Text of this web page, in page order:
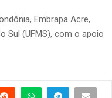
Embrapa Acre,
Sul (UFMS), com o apoio